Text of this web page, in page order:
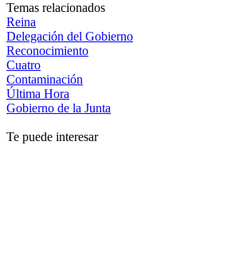
Temas relacionados
Reina
Delegación del Gobierno
Reconocimiento
Cuatro
Contaminación
Última Hora
Gobierno de la Junta
Te puede interesar